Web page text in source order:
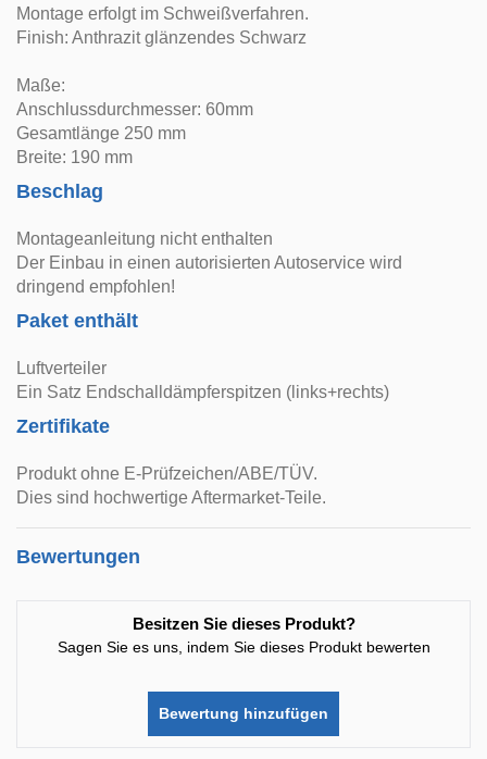
Montage erfolgt im Schweißverfahren.
Finish: Anthrazit glänzendes Schwarz
Maße:
Anschlussdurchmesser: 60mm
Gesamtlänge 250 mm
Breite: 190 mm
Beschlag
Montageanleitung nicht enthalten
Der Einbau in einen autorisierten Autoservice wird
dringend empfohlen!
Paket enthält
Luftverteiler
Ein Satz Endschalldämpferspitzen (links+rechts)
Zertifikate
Produkt ohne E-Prüfzeichen/ABE/TÜV.
Dies sind hochwertige Aftermarket-Teile.
Bewertungen
Besitzen Sie dieses Produkt?
Sagen Sie es uns, indem Sie dieses Produkt bewerten
Bewertung hinzufügen